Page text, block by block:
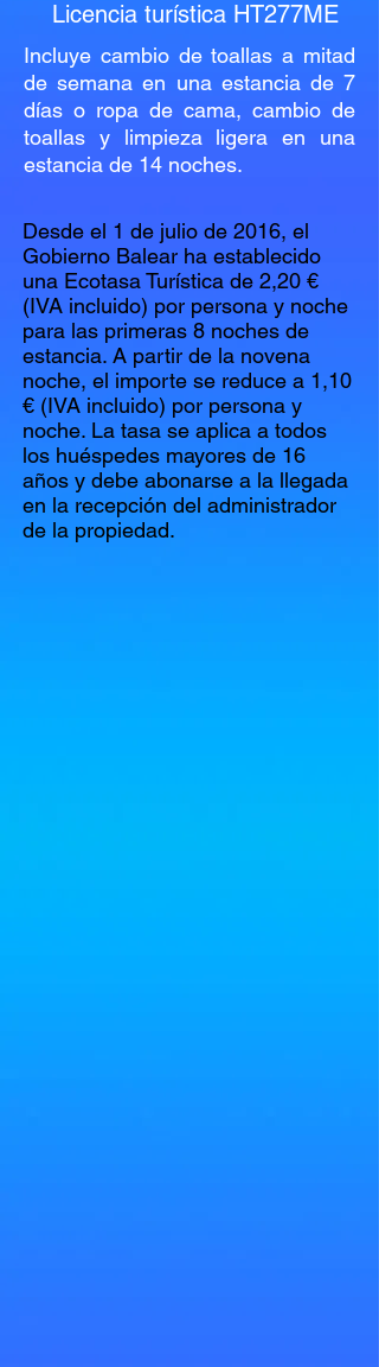
Licencia turística HT277ME
Incluye cambio de toallas a mitad
de semana en una estancia de 7
días o ropa de cama, cambio de
toallas y limpieza ligera en una
estancia de 14 noches.
Desde el 1 de julio de 2016, el
Gobierno Balear ha establecido
una Ecotasa Turística de 2,20 €
(IVA incluido) por persona y noche
para las primeras 8 noches de
estancia. A partir de la novena
noche, el importe se reduce a 1,10
€ (IVA incluido) por persona y
noche. La tasa se aplica a todos
los huéspedes mayores de 16
años y debe abonarse a la llegada
en la recepción del administrador
de la propiedad.